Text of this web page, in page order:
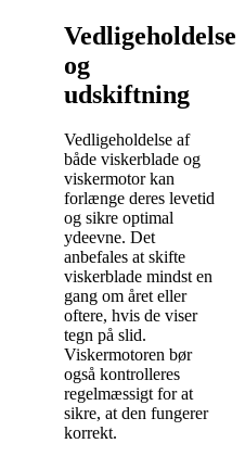
Vedligeholdelse
og
udskiftning
Vedligeholdelse af
både viskerblade og
viskermotor kan
forlænge deres levetid
og sikre optimal
ydeevne. Det
anbefales at skifte
viskerblade mindst en
gang om året eller
oftere, hvis de viser
tegn på slid.
Viskermotoren bør
også kontrolleres
regelmæssigt for at
sikre, at den fungerer
korrekt.